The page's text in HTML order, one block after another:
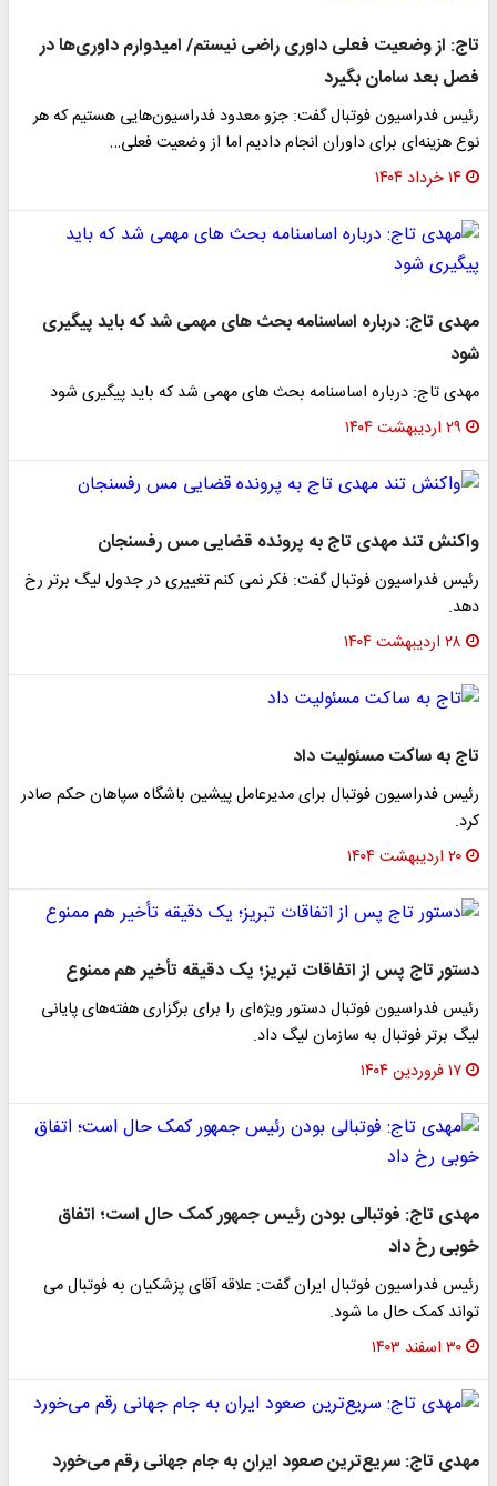
تاج: از وضعیت فعلی داوری راضی نیستم/ امیدوارم داوری‌ها در
فصل بعد سامان بگیرد
رئیس فدراسیون فوتبال گفت: جزو معدود فدراسیون‌هایی هستیم که هر
نوع هزینه‌ای برای داوران انجام دادیم اما از وضعیت فعلی…
۱۴ خرداد ۱۴۰۴
مهدی تاج: درباره اساسنامه بحث های مهمی شد که باید پیگیری
شود
مهدی تاج: درباره اساسنامه بحث های مهمی شد که باید پیگیری شود
۲۹ اردیبهشت ۱۴۰۴
واکنش تند مهدی تاج به پرونده قضایی مس رفسنجان
رئیس فدراسیون فوتبال گفت: فکر نمی کنم تغییری در جدول لیگ برتر رخ
دهد.
۲۸ اردیبهشت ۱۴۰۴
تاج به ساکت مسئولیت داد
رئیس فدراسیون فوتبال برای مدیرعامل پیشین باشگاه سپاهان حکم صادر
کرد.
۲۰ اردیبهشت ۱۴۰۴
دستور تاج پس از اتفاقات تبریز؛ یک دقیقه تأخیر هم ممنوع
رئیس فدراسیون فوتبال دستور ویژه‌ای را برای برگزاری هفته‌های پایانی
لیگ برتر فوتبال به سازمان لیگ داد.
۱۷ فروردین ۱۴۰۴
مهدی تاج: فوتبالی بودن رئیس جمهور کمک حال است؛ اتفاق
خوبی رخ داد
رئیس فدراسیون فوتبال ایران گفت: علاقه آقای پزشکیان به فوتبال می
تواند کمک حال ما شود.
۳۰ اسفند ۱۴۰۳
مهدی تاج: سریع‌ترین صعود ایران به جام جهانی رقم می‌خورد